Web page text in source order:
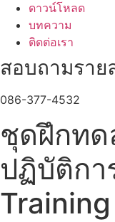
ดาวน์โหลด
บทความ
ติดต่อเรา
สอบถามราย
086-377-4532
ชุดฝึกทด
ปฏิบัติกา